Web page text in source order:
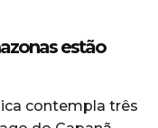
estão
contempla três